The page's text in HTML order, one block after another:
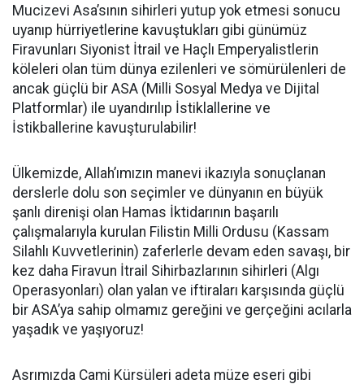
Mucizevi Asa’sının sihirleri yutup yok etmesi sonucu
uyanıp hürriyetlerine kavuştukları gibi günümüz
Firavunları Siyonist İtrail ve Haçlı Emperyalistlerin
köleleri olan tüm dünya ezilenleri ve sömürülenleri de
ancak güçlü bir ASA (Milli Sosyal Medya ve Dijital
Platformlar) ile uyandırılıp İstiklallerine ve
İstikballerine kavuşturulabilir!
Ülkemizde, Allah’ımızın manevi ikazıyla sonuçlanan
derslerle dolu son seçimler ve dünyanın en büyük
şanlı direnişi olan Hamas İktidarının başarılı
çalışmalarıyla kurulan Filistin Milli Ordusu (Kassam
Silahlı Kuvvetlerinin) zaferlerle devam eden savaşı, bir
kez daha Firavun İtrail Sihirbazlarının sihirleri (Algı
Operasyonları) olan yalan ve iftiraları karşısında güçlü
bir ASA’ya sahip olmamız gereğini ve gerçeğini acılarla
yaşadık ve yaşıyoruz!
Asrımızda Cami Kürsüleri adeta müze eseri gibi